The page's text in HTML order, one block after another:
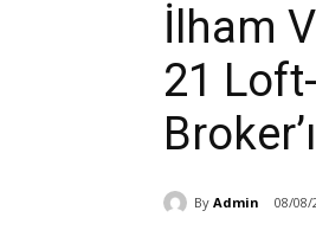
İlham
21
By Admin 08/08/